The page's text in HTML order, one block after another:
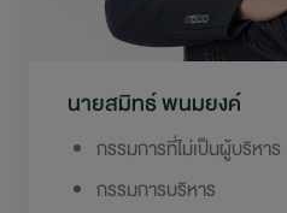
นายสมิทธ์ พนมยงค์
กรรมการที่ไม่เป็นผู้บริหาร
กรรมการบริหาร